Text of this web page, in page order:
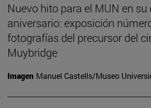
Nuevo hito para el MUN en
aniversario: exposición
fotografías del precursor del
Muybridge
Imagen Manuel Castells/Museo